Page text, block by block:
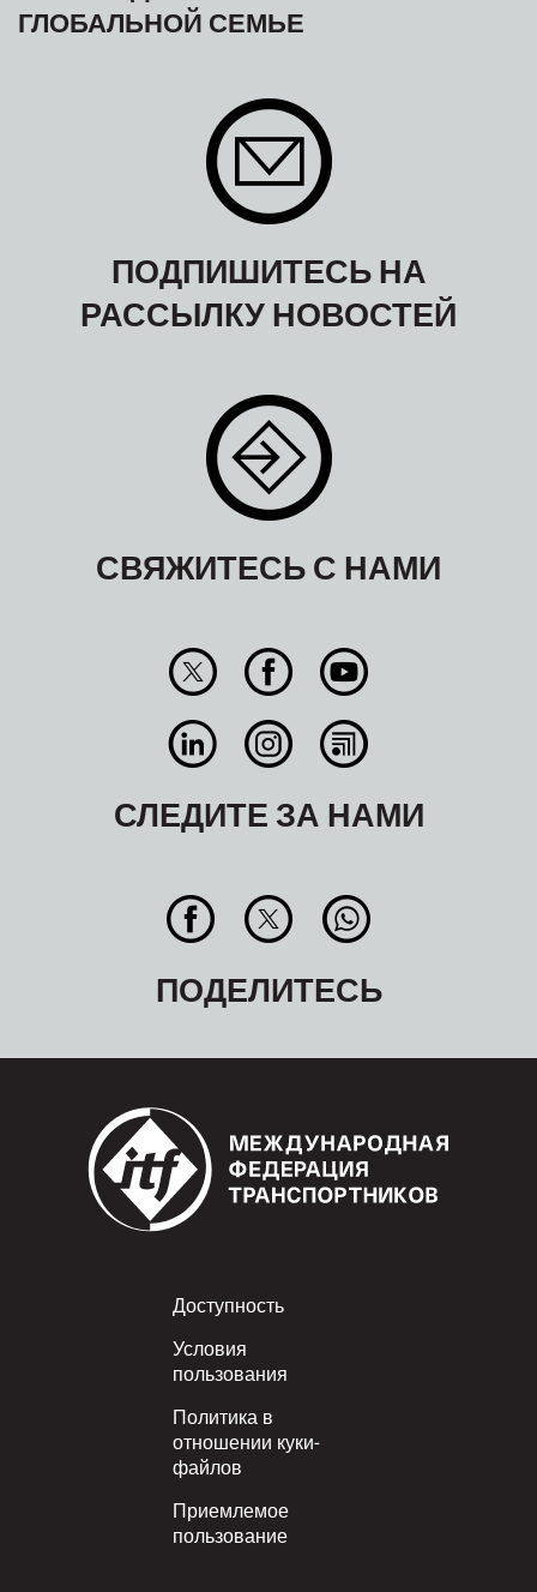
ГЛОБАЛЬНОЙ СЕМЬЕ
ПОДПИШИТЕСЬ НА
РАССЫЛКУ НОВОСТЕЙ
СВЯЖИТЕСЬ С НАМИ
СЛЕДИТЕ ЗА НАМИ
ПОДЕЛИТЕСЬ
Footer
Доступность
Условия
пользования
Политика в
отношении куки-
файлов
Приемлемое
пользование